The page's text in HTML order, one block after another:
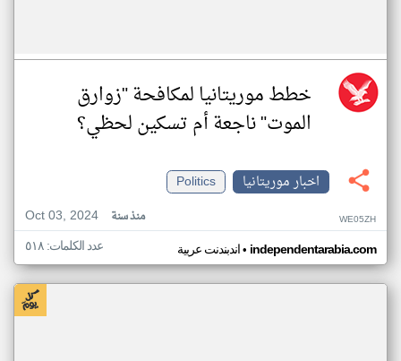
خطط موريتانيا لمكافحة "زوارق
الموت" ناجعة أم تسكين لحظي؟
اخبار موريتانيا
Politics
Oct 03, 2024
منذ سنة WE05ZH
اندبندنت عربية• independentarabia.com عدد الكلمات: ٥١٨